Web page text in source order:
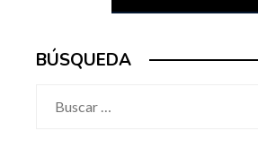
BÚSQUEDA